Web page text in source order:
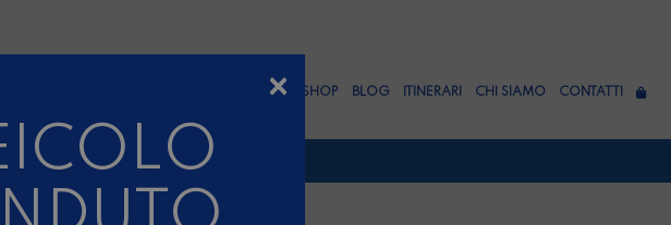
OFFICINA SHOP BLOG ITINERARI CHI SIAMO CONTATTI
DALL'8 AL 16 AGOSTO
IL SABATO POMERIGGIO
I NOLEGGI DI SETTEMBRE
×